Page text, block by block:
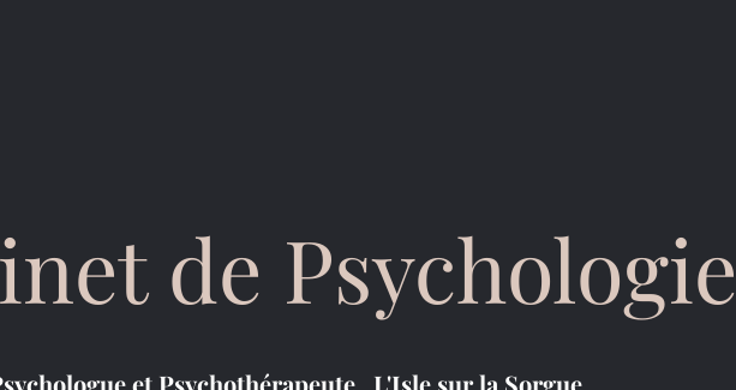
de Psychologie
et Psychothérapeute L'Isle sur la Sorgue